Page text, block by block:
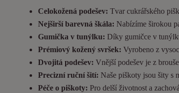
Celokožená podešev: Tvar cukrářského
Nejširší barevná škála: Nabízíme širokou
Gumička v tunýlku: Díky gumičce v
Prémiový kožený svršek: Vyrobeno z
Dvojitá podešev: Vnější podešev je z
Precizní ruční šití: Naše piškoty jsou šity s
Péče o piškoty: Pro delší životnost a